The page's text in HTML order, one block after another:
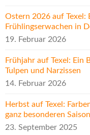
Ostern 2026 auf Texel:
Frühlingserwachen in
19. Februar 2026
Frühjahr auf Texel: Ein
Tulpen und Narzissen
14. Februar 2026
Herbst auf Texel:
ganz besonderen Saison
23. September 2025